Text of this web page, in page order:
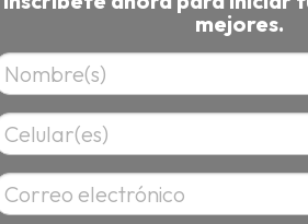
mejores.